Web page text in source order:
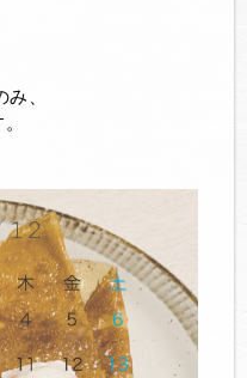
、